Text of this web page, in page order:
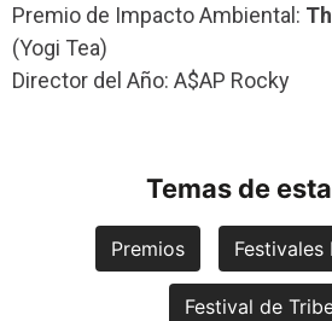
Premio de Impacto Ambiental:
(Yogi Tea)
Director del Año: A$AP Rocky
Temas de
Premios Festivales
Festival de